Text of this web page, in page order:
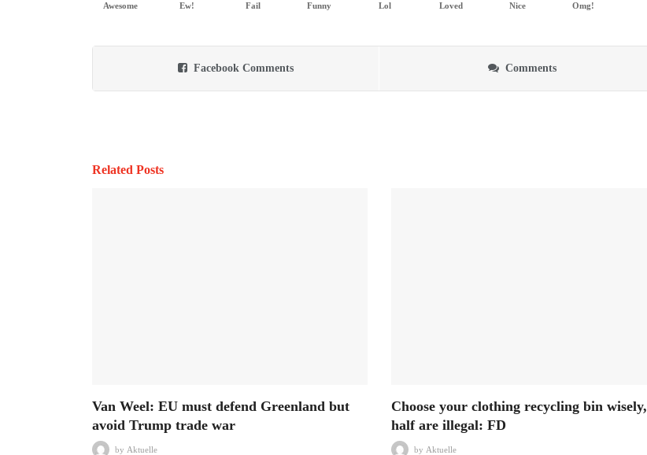
Awesome Ew! Fail Funny Lol Loved Nice Omg!
Facebook Comments Comments
Related Posts
Van Weel: EU must defend Greenland but
avoid Trump trade war
by Aktuelle
Choose your clothing recycling bin wisely,
half are illegal: FD
by Aktuelle